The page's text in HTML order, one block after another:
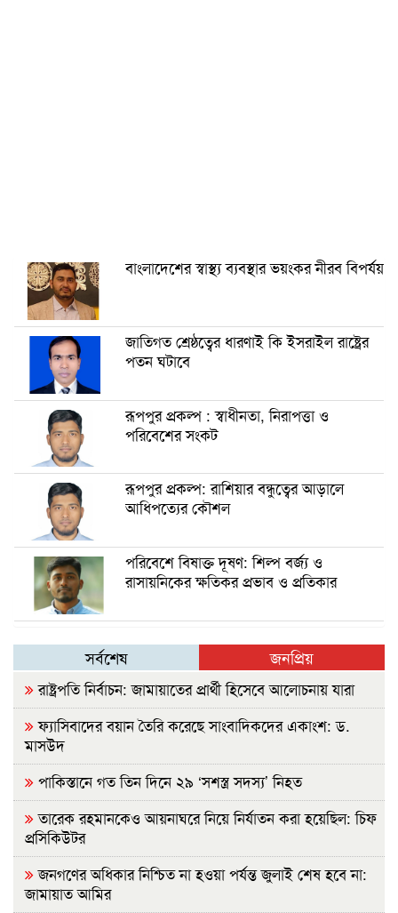
বাংলাদেশের স্বাস্থ্য ব্যবস্থার ভয়ংকর নীরব বিপর্যয়
জাতিগত শ্রেষ্ঠত্বের ধারণাই কি ইসরাইল রাষ্ট্রের
পতন ঘটাবে
রূপপুর প্রকল্প : স্বাধীনতা, নিরাপত্তা ও
পরিবেশের সংকট
রূপপুর প্রকল্প: রাশিয়ার বন্ধুত্বের আড়ালে
আধিপত্যের কৌশল
পরিবেশে বিষাক্ত দূষণ: শিল্প বর্জ্য ও
রাসায়নিকের ক্ষতিকর প্রভাব ও প্রতিকার
সর্বশেষ জনপ্রিয়
রাষ্ট্রপতি নির্বাচন: জামায়াতের প্রার্থী হিসেবে আলোচনায় যারা
ফ্যাসিবাদের বয়ান তৈরি করেছে সাংবাদিকদের একাংশ: ড.
মাসউদ
পাকিস্তানে গত তিন দিনে ২৯ ‘সশস্ত্র সদস্য’ নিহত
তারেক রহমানকেও আয়নাঘরে নিয়ে নির্যাতন করা হয়েছিল: চিফ
প্রসিকিউটর
জনগণের অধিকার নিশ্চিত না হওয়া পর্যন্ত জুলাই শেষ হবে না:
জামায়াত আমির